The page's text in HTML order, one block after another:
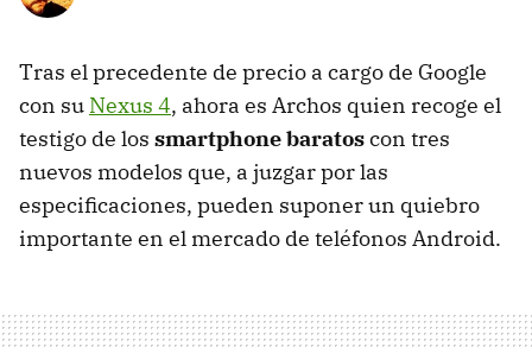
Tras el precedente de precio a cargo de Google
con su Nexus 4, ahora es Archos quien recoge el
testigo de los smartphone baratoscon tres
nuevos modelos que, a juzgar por las
especificaciones, pueden suponer un quiebro
importante en el mercado de teléfonos Android.